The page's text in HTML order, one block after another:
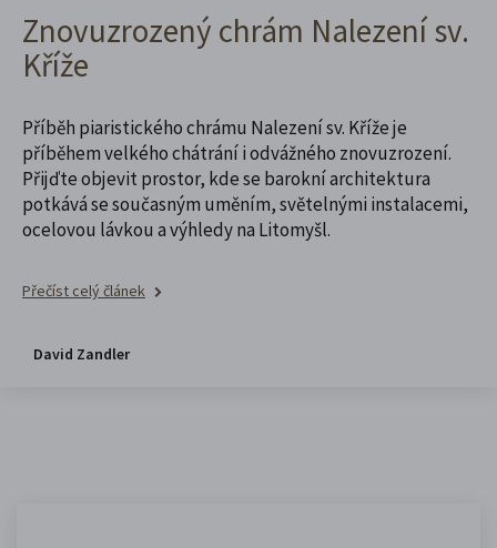
Znovuzrozený chrám Nalezení sv.
Kříže
Příběh piaristického chrámu Nalezení sv. Kříže je
příběhem velkého chátrání i odvážného znovuzrození.
Přijďte objevit prostor, kde se barokní architektura
potkává se současným uměním, světelnými instalacemi,
ocelovou lávkou a výhledy na Litomyšl.
Přečíst celý článek
David Zandler